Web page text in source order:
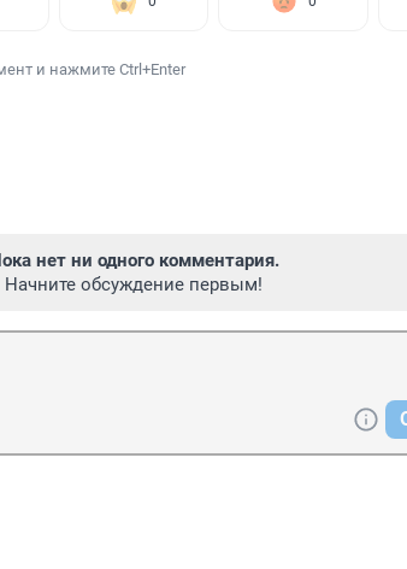
и нажмите Ctrl+Enter
нет ни одного комментария.
Начните обсуждение первым!